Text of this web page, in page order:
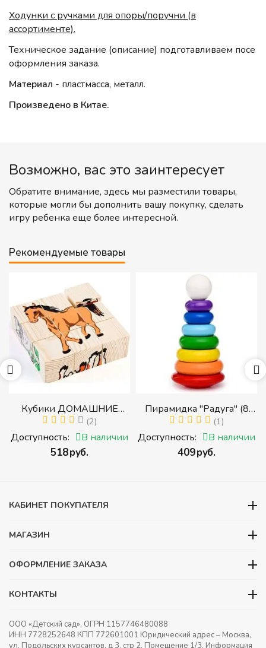
Ходунки с ручками для опоры/поручни (в
ассортименте).
Техническое задание (описание) подготавливаем посе
оформления заказа.
Материал - пластмасса, металл.
Произведено в Китае.
Возможно, вас это заинтересует
Обратите внимание, здесь мы разместили товары,
которые могли бы дополнить вашу покупку, сделать
игру ребенка еще более интересной.
Рекомендуемые товары
Кубики ДОМАШНИЕ
ЖИВОТНЫЕ (Томик)
(Набор кубиков
разрезных (складных))
(2)
Доступность: В наличии
‍518‍руб.
Пирамидка "Радуга" (8
деталей) (Пирамидка
среднего размера)
(1)
Доступность: В наличии
‍409‍руб.
КАБИНЕТ ПОКУПАТЕЛЯ
МАГАЗИН
ОФОРМЛЕНИЕ ЗАКАЗА
КОНТАКТЫ
ООО «Детский сад», ОГРН 1157746480088
ИНН 7728252648 КПП 772601001 Юридический адрес – Москва,
ул. Подольских курсантов, д 3. стр 2. Помещение 1/3. Информация